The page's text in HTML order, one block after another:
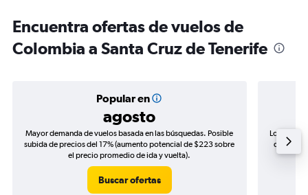
Encuentra ofertas de vuelos de
Colombia a Santa Cruz de Tenerife
Popular en
agosto
Mayor demanda de vuelos basada en las búsquedas. Posible
subida de precios del 17% (aumento potencial de $223 sobre
el precio promedio de ida y vuelta).
Buscar ofertas
Los
de